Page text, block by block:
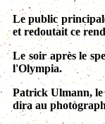
Le public
et redoutait ce
Le soir après le
l'Olympia.
Patrick Ulmann, le
dira au